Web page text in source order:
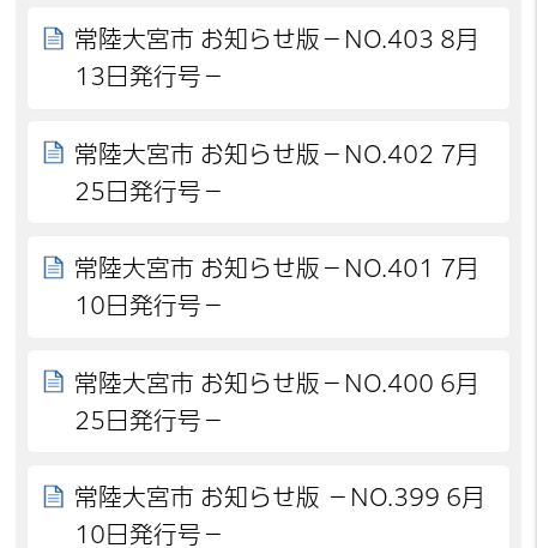
常陸大宮市 お知らせ版－NO.403 8月
13日発行号－
常陸大宮市 お知らせ版－NO.402 7月
25日発行号－
常陸大宮市 お知らせ版－NO.401 7月
10日発行号－
常陸大宮市 お知らせ版－NO.400 6月
25日発行号－
常陸大宮市 お知らせ版 －NO.399 6月
10日発行号－